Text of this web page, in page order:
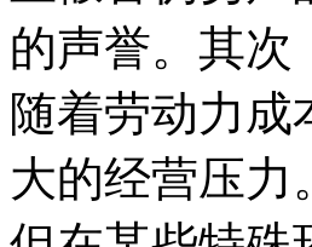
的声誉。其次
随着劳动力
大的经营压力